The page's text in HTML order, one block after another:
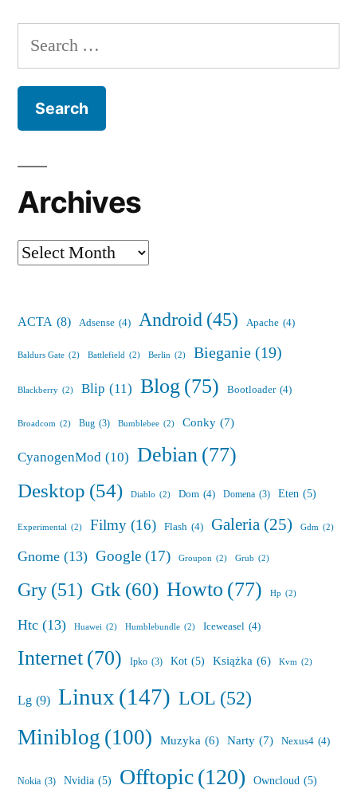
Search
for:
Archives
Archives
ACTA (8) Adsense (4) Android (45) Apache (4)
Baldurs Gate (2) Battlefield (2) Berlin (2) Bieganie (19)
Blackberry (2) Blip (11) Blog(75) Bootloader (4)
Broadcom (2) Bug (3) Bumblebee (2) Conky (7)
CyanogenMod (10) Debian(77)
Desktop (54) Diablo (2) Dom (4) Domena (3) Eten (5)
Experimental (2) Filmy (16) Flash (4) Galeria (25) Gdm (2)
Gnome (13) Google (17) Groupon (2) Grub (2)
Gry(51) Gtk(60) Howto (77) Hp (2)
Htc (13) Huawei (2) Humblebundle (2) Iceweasel (4)
Internet(70) Ipko (3) Kot (5) Książka (6) Kvm (2)
Lg (9) Linux(147) LOL (52)
Miniblog (100) Muzyka (6) Narty (7) Nexus4 (4)
Nokia (3) Nvidia (5) Offtopic(120) Owncloud (5)